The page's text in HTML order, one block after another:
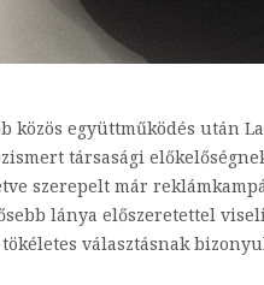
közös együttműködés után
társasági
szerepelt már
lánya előszeretettel
választásnak